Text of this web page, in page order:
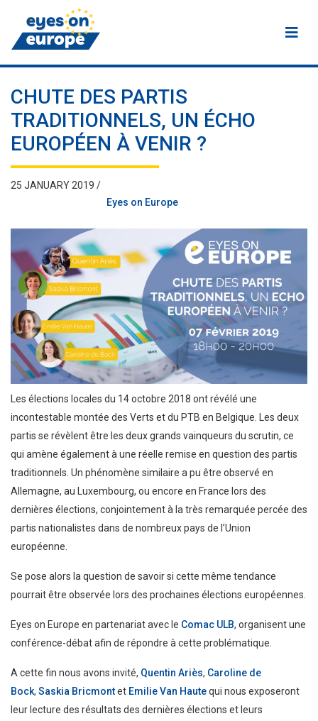
Eyes on Europe
CHUTE DES PARTIS
TRADITIONNELS, UN ÉCHO
EUROPÉEN À VENIR ?
25 JANUARY 2019 /
Eyes on Europe
Les élections locales du 14 octobre 2018 ont révélé une
incontestable montée des Verts et du PTB en Belgique. Les deux
partis se révèlent être les deux grands vainqueurs du scrutin, ce
qui amène également à une réelle remise en question des partis
traditionnels. Un phénomène similaire a pu être observé en
Allemagne, au Luxembourg, ou encore en France lors des
dernières élections, conjointement à la très remarquée percée des
partis nationalistes dans de nombreux pays de l’Union
européenne.
Se pose alors la question de savoir si cette même tendance
pourrait être observée lors des prochaines élections européennes.
Eyes on Europe en partenariat avec le Comac ULB, organisent une
conférence-débat afin de répondre à cette problématique.
A cette fin nous avons invité, Quentin Ariès, Caroline de
Bock, Saskia Bricmontet Emilie Van Hautequi nous exposeront
leur lecture des résultats des dernières élections et leurs